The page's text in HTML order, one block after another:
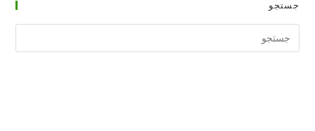
جستجو
وبسایت